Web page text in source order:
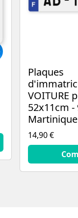
Plaques
VOITURE
52x11cm -
Martinique
14,90 €
14.9